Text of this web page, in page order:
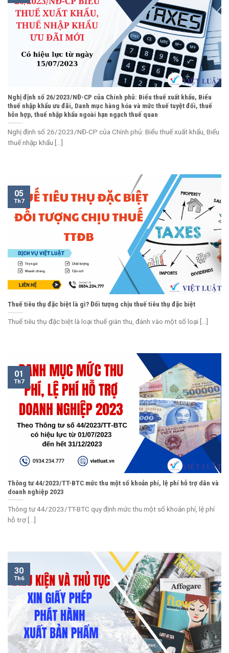
Nghị định số 26/2023/NĐ-CP của Chính phủ: Biểu thuế xuất khẩu, Biểu
thuế nhập khẩu ưu đãi, Danh mục hàng hóa và mức thuế tuyệt đối, thuế
hỗn hợp, thuế nhập khẩu ngoài hạn ngạch thuế quan
Nghị định số 26/2023/NĐ-CP của Chính phủ: Biểu thuế xuất khẩu, Biểu
thuế nhập khẩu [...]
Thuế tiêu thụ đặc biệt là gì? Đối tượng chịu thuế tiêu thụ đặc biệt
Thuế tiêu thụ đặc biệt là loại thuế gián thu, đánh vào một số loại [...]
05
Th7
Thông tư 44/2023/TT-BTC mức thu một số khoản phí, lệ phí hỗ trợ dân và
doanh nghiệp 2023
Thông tư 44/2023/TT-BTC quy định mức thu một số khoản phí, lệ phí
hỗ trợ [...]
01
Th7
30
Th6